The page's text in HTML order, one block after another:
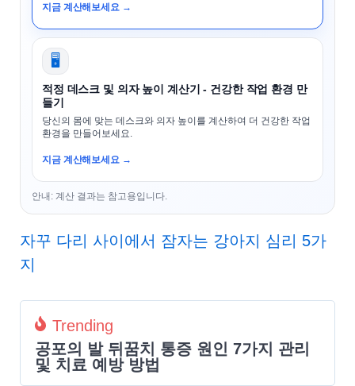
지금 계산해보세요 →
🖥️
적정 데스크 및 의자 높이 계산기 - 건강한 작업 환경 만
들기
당신의 몸에 맞는 데스크와 의자 높이를 계산하여 더 건강한 작업
환경을 만들어보세요.
지금 계산해보세요 →
안내: 계산 결과는 참고용입니다.
자꾸 다리 사이에서 잠자는 강아지 심리 5가
지
Trending
공포의 발 뒤꿈치 통증 원인 7가지 관리
및 치료 예방 방법